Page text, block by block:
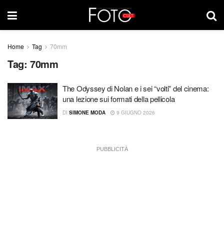
Home Tag 70mm
Tag: 70mm
The Odyssey di Nolan e i sei “volti” del cinema:
una lezione sui formati della pellicola
DI SIMONE MODA 9 GIUGNO 2026
PUBBLICITÀ